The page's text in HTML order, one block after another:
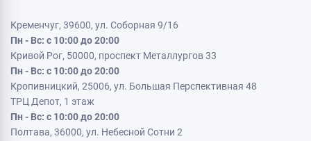
Кременчуг, 39600, ул. Соборная 9/16
Пн - Вс: с 10:00 до 20:00
Кривой Рог, 50000, проспект Металлургов 33
Пн - Вс: с 10:00 до 20:00
Кропивницкий, 25006, ул. Большая Перспективная 48
ТРЦ Депот, 1 этаж
Пн - Вс: с 10:00 до 20:00
Полтава, 36000, ул. Небесной Сотни 2